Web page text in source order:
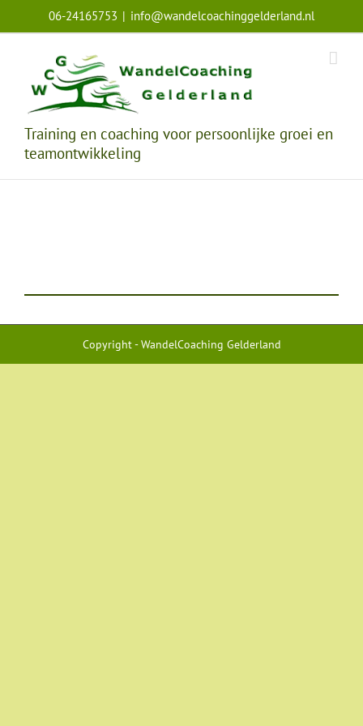
inhoud
06-24165753 | info@wandelcoachinggelderland.nl
Training en coaching voor persoonlijke groei en
teamontwikkeling
Copyright - WandelCoaching Gelderland